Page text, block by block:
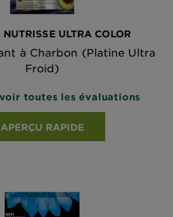
NUTRISSE ULTRA COLOR
à Charbon (Platine Ultra
Froid)
5 stars based on reviews
voir toutes les évaluations
APERÇU RAPIDE